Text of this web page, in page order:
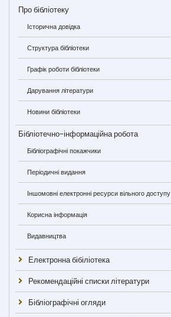
Про бібліотеку
Історична довідка
Структура бібліотеки
Графік роботи бібліотеки
Дарування літератури
Новини бібліотеки
Бібліотечно-інформаційна робота
Бібліографічні покажчики
Періодичні видання
Іншомовні електронні ресурси вільного доступу
Корисна інформація
Видавництва
Електронна бібіліотека
Рекомендаційні списки літератури
Бібліографічні огляди